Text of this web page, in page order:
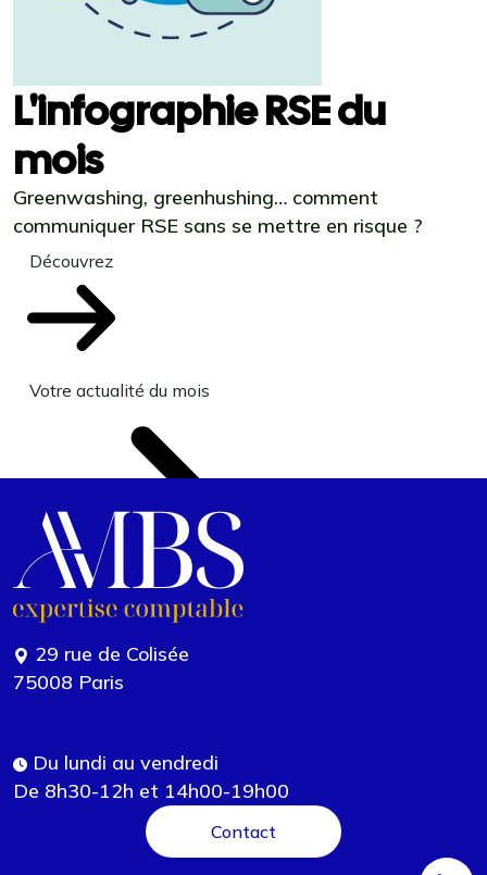
L'infographie RSE du
mois
Greenwashing, greenhushing… comment
communiquer RSE sans se mettre en risque ?
Découvrez
Votre actualité du mois
29 rue de Colisée
75008 Paris
Du lundi au vendredi
De 8h30-12h et 14h00-19h00
Contact